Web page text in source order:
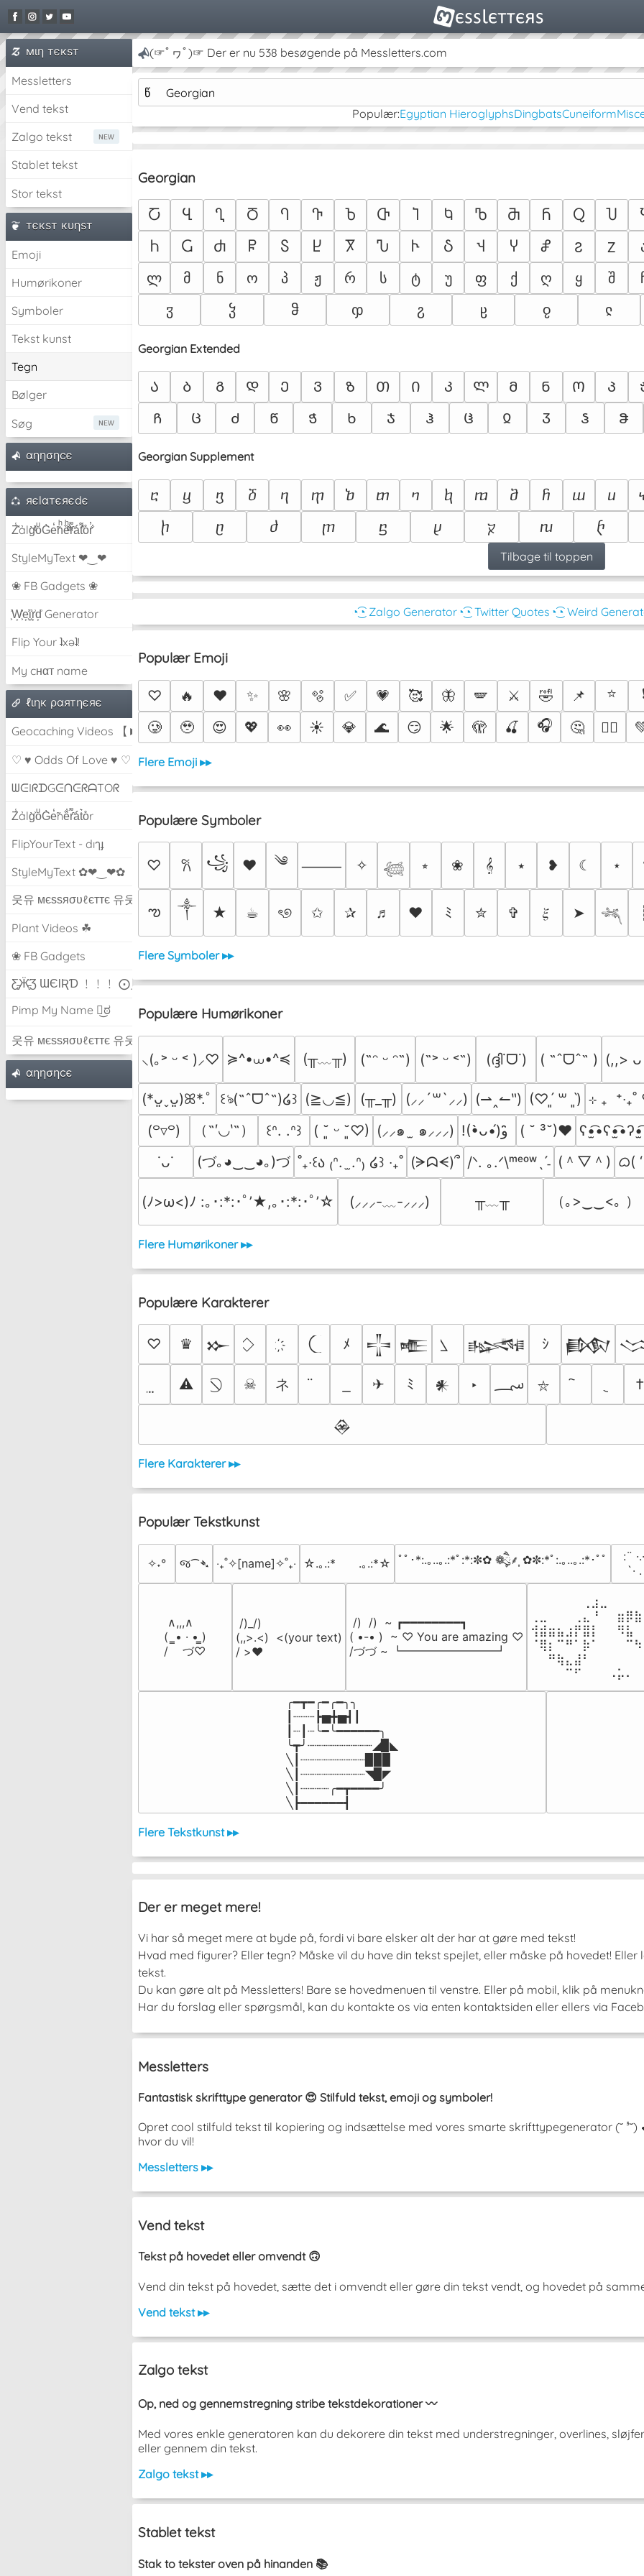
мιη тєкѕт
Messletters
Vend tekst
Zalgo tekst
Stablet tekst
Stor tekst
тєкѕт кυηѕт
Emoji
Humørikoner
Symboler
Tekst kunst
Tegn
Bølger
Søg
αηησηcє
яєlαтєяєdє
Z̾̽ảlg̀͐ͭ̽oͧG̀e̒̃nͪȅͪͫ̏̐r͌̑á͑t͌̑͛o̊r̓̐
StyleMyText ❤‿❤
❀ FB Gadgets ❀
͕͗W͕͕͗͗e͕͕͗͗i͕͕͗͗r͕͗d͕͗ Generator
Flip Your ʇxəʇ!
My cнαт name
ℓιηк ραятηєяє
Geocaching Videos 【►】
♡ ♥ Odds Of Love ♥ ♡
ᗯᕮIᖇᗪGᕮᑎᕮᖇᗩTOᖇ
Z̾ảlg̀͐oͧG̀e̒̃nȅ̐r͌̑á͑t͛o̊r
FlipYourText - dıๅɟ
StyleMyText ✿❤‿❤✿
웃유 мєѕѕяσυℓєттє 유웃
Plant Videos ☘
❀ FB Gadgets
Ƹ̵̡Ӝ̵̨̄Ʒ ƜЄƖƦƊ ﹗﹗﹗ ⨀_⨀
Pimp My Name ಠ͜ಠ
웃유 мєѕѕяσυℓєттє 유웃
αηησηcє
(☞ﾟヮﾟ)☞ Der er nu 538 besøgende på Messletters.com
წ
Georgian
Populær:Egyptian HieroglyphsDingbatsCuneiform
Georgian
Ⴀ Ⴁ Ⴂ Ⴃ Ⴄ Ⴅ Ⴆ Ⴇ Ⴈ Ⴉ Ⴊ Ⴋ Ⴌ Ⴍ Ⴎ
Ⴙ
Ⴚ Ⴛ Ⴜ Ⴝ Ⴞ Ⴟ Ⴠ Ⴡ Ⴢ Ⴣ Ⴤ Ⴥ Ⴧ Ⴭ
ლ
მ ნ ო პ ჟ რ ს ტ უ ფ ქ ღ ყ შ
ჳ
ჴ ჵ ჶ ჷ ჸ ჹ ჺ
Georgian Extended
Ა Ბ Გ Დ Ე Ვ Ზ Თ Ი Კ Ლ Მ Ნ Ო Პ
Ჩ
Ც Ძ Წ Ჭ Ხ Ჯ Ჰ Ჱ Ჲ Ჳ Ჴ Ჵ
Georgian Supplement
ⴀ ⴁ ⴂ ⴃ ⴄ ⴅ ⴆ ⴇ ⴈ ⴉ ⴊ ⴋ ⴌ ⴍ ⴎ
ⴙ
ⴚ ⴛ ⴜ ⴝ ⴞ ⴟ ⴠ ⴡ
Tilbage til toppen
◔͜͡◔ Zalgo Generator◔͜͡◔ Twitter Quotes ◔͜͡◔ Weird
Populær Emoji
♡ 🔥 ❤️ ✨ 🌸 🫧 ✅ 💗 🥰 🦋 🪽 ⚔️ 🤣 📌 ⭐
🥲
🥹 😍 💖 👀 ☀️ 💎 🌊 😏 🌟 🫣 🍒 🎧 🤔 ❤️‍🔥
Flere Emoji ▸▸
Populære Symboler
♡ 𐙚 ꧁ ♥ ༄ ⸻ ✧ 𓆉 ⭒ ❀ 𝄞 ⭑ ❥ ☾ ⋆
ఌ ༒︎ ★ ☕︎ ৎ୭ ✩ ✰ ♬ ❤ ﾐ ✮ ✞ 𝜉 ➤ 𓆈 ┊
Flere Symboler ▸▸
Populære Humørikoner
⸜(｡˃ ᵕ ˂ )⸝♡ ≽^•⩊•^≼ (╥﹏╥) (˶ᵔ ᵕ ᵔ˶) (˶˃ ᵕ ˂˶) (ദ്ദി˙ᗜ˙) ( ˶ˆᗜˆ˵ ) (,,>
(*ᴗ͈ˬᴗ͈)ꕤ*.ﾟ ꒰ঌ(˶ˆᗜˆ˵)໒꒱ (≧◡≦) (╥_╥) (⸝⸝´꒳`⸝⸝) (⇀‸↼‶) (♡ˊ͈ ꒳ ˋ͈) ⊹ ₊
(꒪▿꒪)
（˶′◡‵˶） ꒰ᐢ. .ᐢ꒱ ( ˘͈ ᵕ ˘͈♡) (⸝⸝๑  ̫ ๑⸝⸝⸝) ( ˘ ³˘)♥
˙ᴗ˙
(づ｡◕‿‿◕｡)づ ˚₊‧꒰ა ₍ᐢ.  ̫.ᐢ₎ ໒꒱ ‧₊˚ (ᗒᗣᗕ)՞ /ᐠ. ｡.ᐟ\ᵐᵉᵒʷˎˊ˗ (＾▽＾) ᜊ(
(ﾉ>ω<)ﾉ :｡･:*:･ﾟ’★,｡･:*:･ﾟ’☆ (⸝⸝⸝-﹏-⸝⸝⸝) ╥﹏╥ （｡>‿‿<｡ ）
Flere Humørikoner ▸▸
Populære Karakterer
♡ ♛ 𒁍 ﾒ 𒋲 𒍫 𒈙 ｼ 𒁃
⚠ ☠ ネ ✈ ﾐ 𒀭 ‣ ؄ ⛥ †
𒊲
Flere Karakterer ▸▸
Populær Tekstkunst
✧˖° જ⁀➴ ‎‧₊˚✧[name]✧˚₊‧ ☆.｡.:*　　.｡.:*☆ ﾟﾟ･*:.｡..｡.:*ﾟ:*:✼✿ ❁ཻུ۪۪⸙͎ ✿✼:*ﾟ:.｡..｡.:*･ﾟﾟ
⠀:¨
⠀ `·
∧,,,∧
(  ̳• · • ̳)
/    づ♡
/)_/)
(,,>.<)  <(your text)
/ >❤️
/)  /)  ~ ┏━━━━━━━━┓
( •-• )  ~ ♡ You are amazing ♡
/づづ ~ ┗━━━━━━━━┛
╭━┳━╭━╭━╮╮
┃┈┈┈┣▅╋▅┫┃
┃┈┃┈╰━╰━━━━━━╮
╰┳╯┈┈┈┈┈┈┈┈┈◢▉◣
╲┃┈┈┈┈┈┈┈┈┈▉▉▉
╲┃┈┈┈┈┈┈┈┈┈◥▉◤
╲┃┈┈┈┈╭━┳━━━━╯
╲┣━━━━━━┫﻿
Flere Tekstkunst ▸▸
Der er meget mere!
Vi har så meget mere at byde på, fordi vi bare elsker alt der har at gøre med tekst!
Hvad med figurer? Eller tegn? Måske vil du have din tekst spejlet, eller måske på hovedet!
tekst.
Du kan gøre alt på Messletters! Bare se hovedmenuen til venstre. Eller på mobil, klik på
Har du forslag eller spørgsmål, kan du kontakte os via enten kontaktsiden eller ellers via
Messletters
Fantastisk skrifttype generator 😍 Stilfuld tekst, emoji og symboler!
Opret cool stilfuld tekst til kopiering og indsættelse med vores smarte skrifttypegenerator (˘
hvor du vil!
Messletters ▸▸
Vend tekst
Tekst på hovedet eller omvendt 🙃
Vend din tekst på hovedet, sætte det i omvendt eller gøre din tekst vendt, og hovedet på
Vend tekst ▸▸
Zalgo tekst
Op, ned og gennemstregning stribe tekstdekorationer 〰️
Med vores enkle generatoren kan du dekorere din tekst med understregninger, overlines,
eller gennem din tekst.
Zalgo tekst ▸▸
Stablet tekst
Stak to tekster oven på hinanden 📚